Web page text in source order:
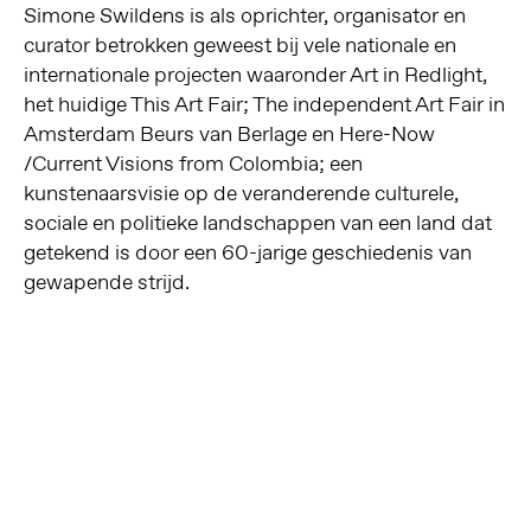
Simone Swildens is als oprichter, organisator en
curator betrokken geweest bij vele nationale en
internationale projecten waaronder Art in Redlight,
het huidige This Art Fair; The independent Art Fair in
Amsterdam Beurs van Berlage en Here-Now
/Current Visions from Colombia; een
kunstenaarsvisie op de veranderende culturele,
sociale en politieke landschappen van een land dat
getekend is door een 60-jarige geschiedenis van
gewapende strijd.